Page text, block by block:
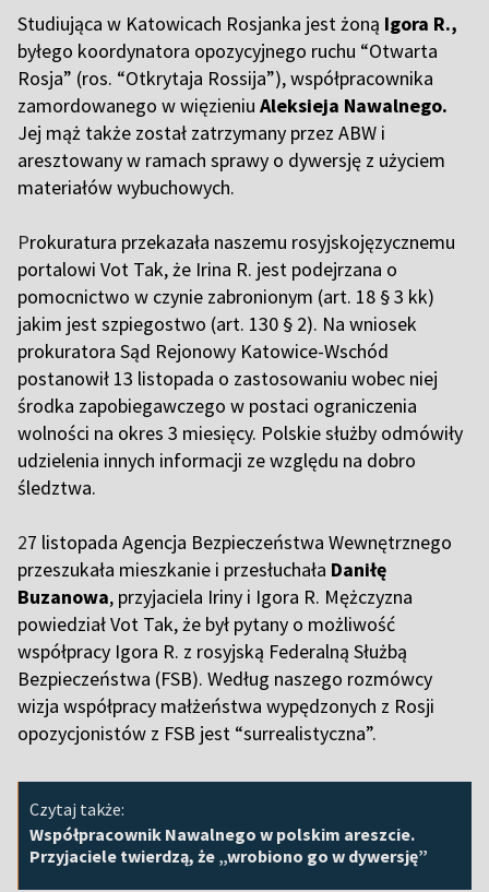
Studiująca w Katowicach Rosjanka jest żoną Igora R.,
byłego koordynatora opozycyjnego ruchu “Otwarta
Rosja” (ros. “Otkrytaja Rossija”), współpracownika
zamordowanego w więzieniu Aleksieja Nawalnego.
Jej mąż także został zatrzymany przez ABW i
aresztowany w ramach sprawy o dywersję z użyciem
materiałów wybuchowych.
Prokuratura przekazała naszemu rosyjskojęzycznemu
portalowi Vot Tak, że Irina R. jest podejrzana o
pomocnictwo w czynie zabronionym (art. 18 § 3 kk)
jakim jest szpiegostwo (art. 130 § 2). Na wniosek
prokuratora Sąd Rejonowy Katowice-Wschód
postanowił 13 listopada o zastosowaniu wobec niej
środka zapobiegawczego w postaci ograniczenia
wolności na okres 3 miesięcy. Polskie służby odmówiły
udzielenia innych informacji ze względu na dobro
śledztwa.
27 listopada Agencja Bezpieczeństwa Wewnętrznego
przeszukała mieszkanie i przesłuchała Daniłę
Buzanowa, przyjaciela Iriny i Igora R. Mężczyzna
powiedział Vot Tak, że był pytany o możliwość
współpracy Igora R. z rosyjską Federalną Służbą
Bezpieczeństwa (FSB). Według naszego rozmówcy
wizja współpracy małżeństwa wypędzonych z Rosji
opozycjonistów z FSB jest “surrealistyczna”.
Czytaj także:
Współpracownik Nawalnego w polskim areszcie.
Przyjaciele twierdzą, że „wrobiono go w dywersję”